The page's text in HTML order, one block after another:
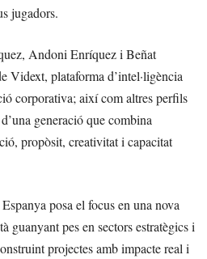
jugadors.
Andoni Enríquez i Beñat
Vidext, plataforma d’intel·ligència
corporativa; així com altres perfils
generació que combina
propòsit, creativitat i capacitat
posa el focus en una nova
guanyant pes en sectors estratègics i
projectes amb impacte real i